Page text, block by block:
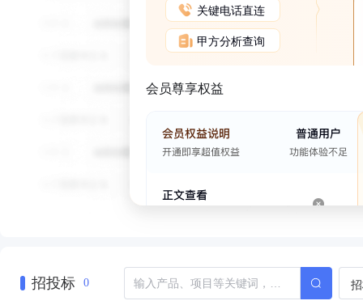
关键电话直连
甲方分析查询
会员尊享权益
招投标 0